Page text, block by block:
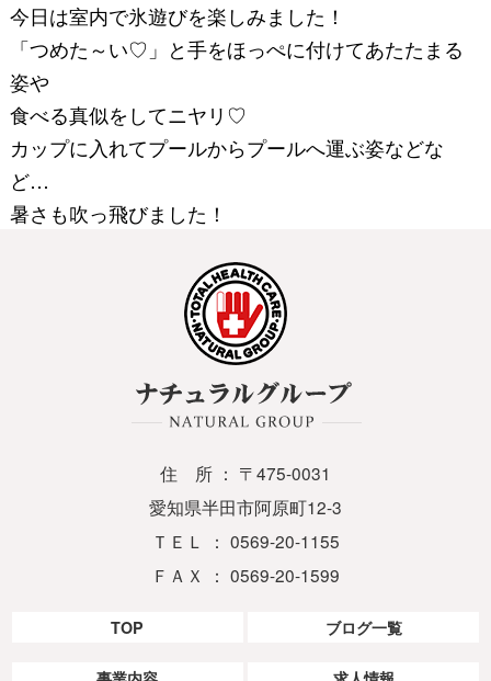
今日は室内で氷遊びを楽しみました！
「つめた～い♡」と手をほっぺに付けてあたたまる
姿や
食べる真似をしてニヤリ♡
カップに入れてプールからプールへ運ぶ姿などな
ど…
暑さも吹っ飛びました！
住 所 ： 〒475-0031
愛知県半田市阿原町12-3
ＴＥＬ ： 0569-20-1155
ＦＡＸ ： 0569-20-1599
TOP ブログ一覧